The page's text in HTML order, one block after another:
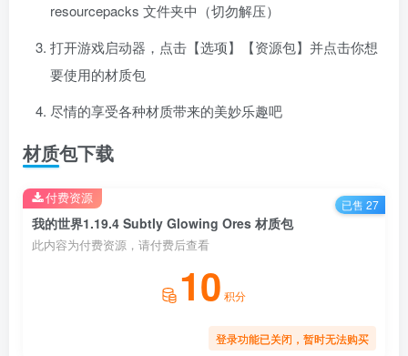
resourcepacks 文件夹中（切勿解压）
打开游戏启动器，点击【选项】【资源包】并点击你想
要使用的材质包
尽情的享受各种材质带来的美妙乐趣吧
材质包下载
我的世界1.19.4 Subtly Glowing Ores 材质包
此内容为付费资源，请付费后查看
10 积分
登录功能已关闭，暂时无法购买
付费资源 已售 27